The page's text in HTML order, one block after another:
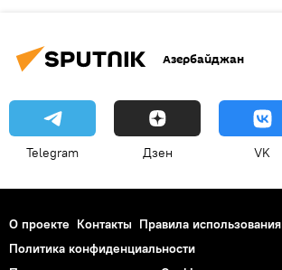
Азербайджан
Telegram Дзен VK
О проекте Контакты Правила использования
Политика конфиденциальности